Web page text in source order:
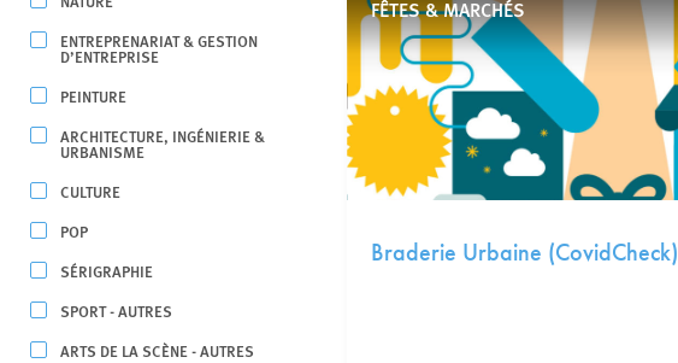
ENTREPRENARIAT & GESTION
D’ENTREPRISE
PEINTURE
ARCHITECTURE, INGÉNIERIE &
URBANISME
CULTURE
POP
SÉRIGRAPHIE
SPORT - AUTRES
ARTS DE LA SCÈNE - AUTRES
FÊTES & MARCHÉS
Braderie Urbaine (CovidCheck)